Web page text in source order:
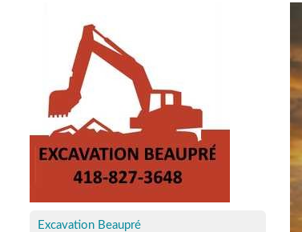
Excavation Beaupré